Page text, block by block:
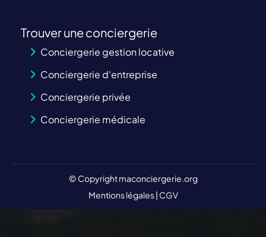
Trouver une conciergerie
Conciergerie gestion locative
Conciergerie d'entreprise
Conciergerie privée
Conciergerie médicale
© Copyright maconciergerie.org
Mentions légales| CGV